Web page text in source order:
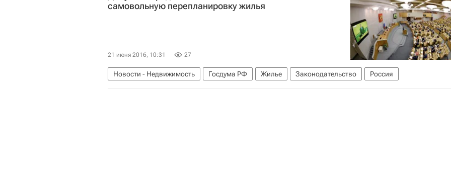
самовольную перепланировку жилья
21 июня 2016, 10:31 27
Новости - Недвижимость Госдума РФ Жилье Законодательство Россия